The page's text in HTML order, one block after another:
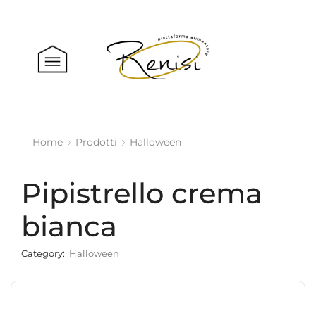
Home Prodotti Halloween
Pipistrello crema
bianca
Category: Halloween